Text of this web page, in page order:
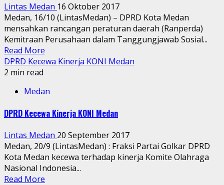
Lintas Medan 16 Oktober 2017
Medan, 16/10 (LintasMedan) – DPRD Kota Medan
mensahkan rancangan peraturan daerah (Ranperda)
Kemitraan Perusahaan dalam Tanggungjawab Sosial...
Read More
DPRD Kecewa Kinerja KONI Medan
2 min read
Medan
DPRD Kecewa Kinerja KONI Medan
Lintas Medan 20 September 2017
Medan, 20/9 (LintasMedan) : Fraksi Partai Golkar DPRD
Kota Medan kecewa terhadap kinerja Komite Olahraga
Nasional Indonesia...
Read More